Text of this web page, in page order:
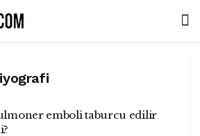
emboli taburcu edilir